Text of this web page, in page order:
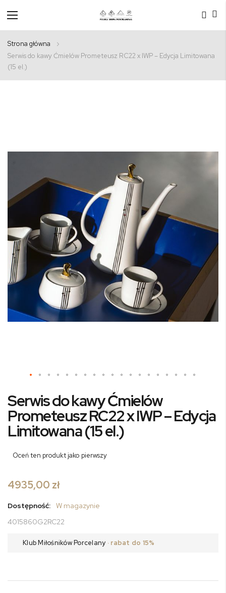
Przełącznik
Nav
Strona główna
Serwis do kawy Ćmielów Prometeusz RC22 x IWP – Edycja Limitowana
(15 el.)
na
początek
galerii
Serwis do kawy Ćmielów
Prometeusz RC22 x IWP – Edycja
Limitowana (15 el.)
Oceń ten produkt jako pierwszy
4935,00 zł
Dostępność:
W magazynie
4015860G2RC22
Klub Miłośników Porcelany · rabat do 15%